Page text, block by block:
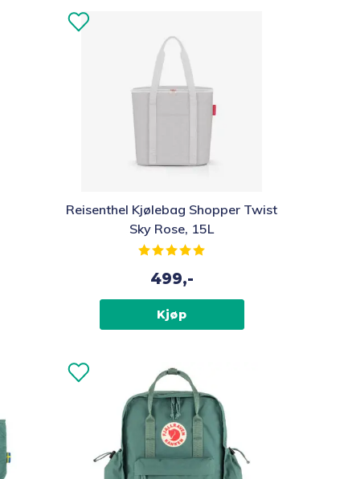
Reisenthel Kjølebag Shopper Twist
Sky Rose, 15L
Karakter:
499,-
Kjøp